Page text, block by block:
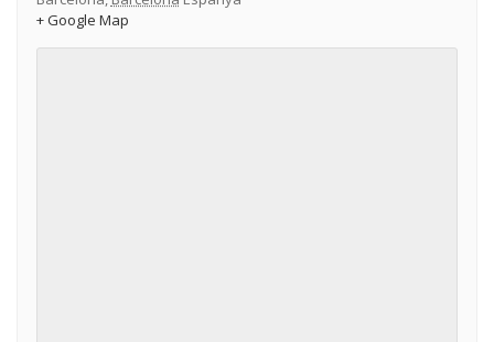
+ Google Map